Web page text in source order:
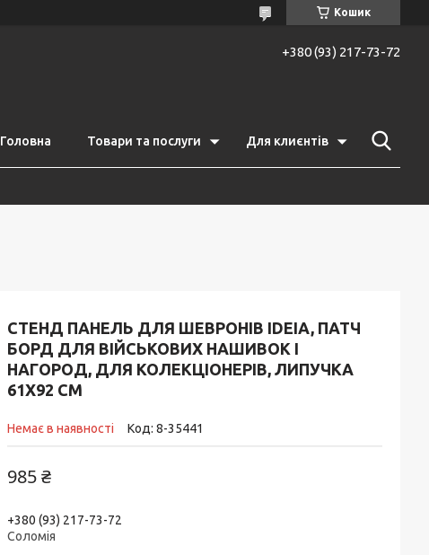
Кошик
+380 (93) 217-73-72
Головна Товари та послуги Для клиєнтів
СТЕНД ПАНЕЛЬ ДЛЯ ШЕВРОНІВ IDEIA, ПАТЧ
БОРД ДЛЯ ВІЙСЬКОВИХ НАШИВОК І
НАГОРОД, ДЛЯ КОЛЕКЦІОНЕРІВ, ЛИПУЧКА
61Х92 СМ
Немає в наявності Код: 8-35441
985 ₴
+380 (93) 217-73-72
Соломія